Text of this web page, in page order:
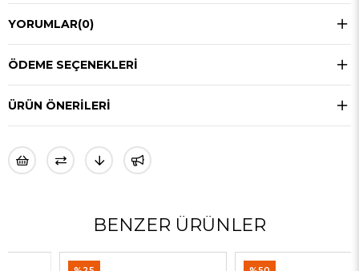
YORUMLAR(0)
ÖDEME SEÇENEKLERI
ÜRÜN ÖNERILERI
BENZER ÜRÜNLER